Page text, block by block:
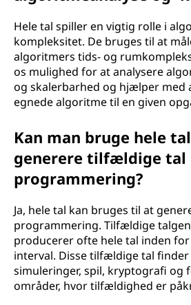
Hele tal spiller en vigtig rolle i
kompleksitet. De bruges til at
algoritmers tids- og
os mulighed for at analysere
og skalerbarhed og hjælper med
egnede algoritme til en given
Kan man bruge hele
generere tilfældige tal
programmering?
Ja, hele tal kan bruges til at
programmering. Tilfældige
producerer ofte hele tal inden
interval. Disse tilfældige tal finder
simuleringer, spil, kryptografi og
områder, hvor tilfældighed er